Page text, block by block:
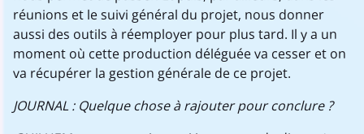
réunions et le suivi général du projet, nous donner
aussi des outils à réemployer pour plus tard. Il y a un
moment où cette production déléguée va cesser et on
va récupérer la gestion générale de ce projet.
JOURNAL : Quelque chose à rajouter pour conclure ?